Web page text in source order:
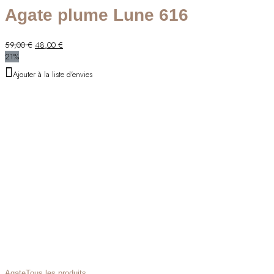
Agate plume Lune 616
59,00€ Le
était :
48,00 €
est :
21%
Ajouter à la liste d'envies